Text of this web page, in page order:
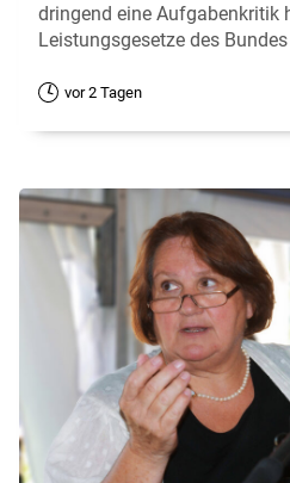
dringend eine Aufgabenkritik
Leistungsgesetze des
vor 2 Tagen